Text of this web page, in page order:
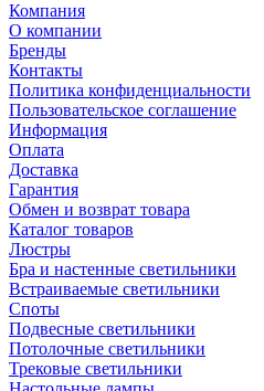
Компания
О компании
Бренды
Контакты
Политика конфиденциальности
Пользовательское соглашение
Информация
Оплата
Доставка
Гарантия
Обмен и возврат товара
Каталог товаров
Люстры
Бра и настенные светильники
Встраиваемые светильники
Споты
Подвесные светильники
Потолочные светильники
Трековые светильники